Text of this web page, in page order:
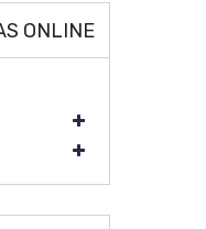
ONLINE